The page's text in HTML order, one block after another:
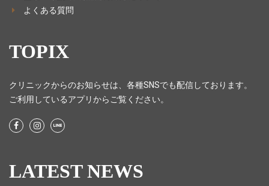
よくある質問
TOPIX
クリニックからのお知らせは、各種SNSでも配信しております。
ご利用しているアプリからご覧ください。
LATEST NEWS